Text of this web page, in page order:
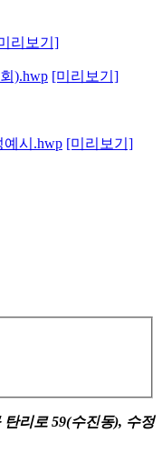
리보기]
).hwp [미리보기]
예시.hwp [미리보기]
리로 59(수진동), 수정